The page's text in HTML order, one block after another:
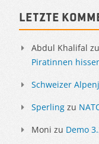
Letzte
Abdul Khalifal zu
Piratinnen
Schweizer
Sperling zu
Moni zu Demo